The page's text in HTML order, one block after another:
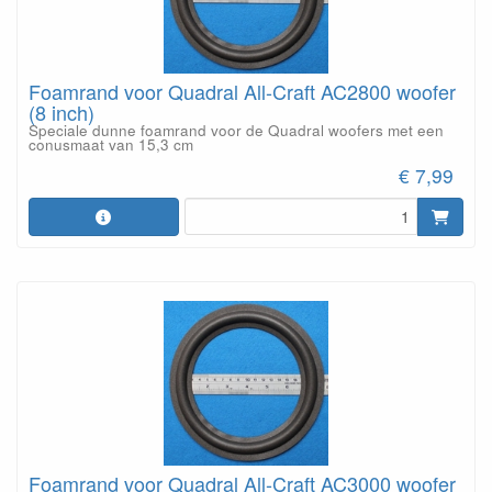
Foamrand voor Quadral All-Craft AC2800 woofer
(8 inch)
Speciale dunne foamrand voor de Quadral woofers met een
conusmaat van 15,3 cm
€ 7,99
Foamrand voor Quadral All-Craft AC3000 woofer